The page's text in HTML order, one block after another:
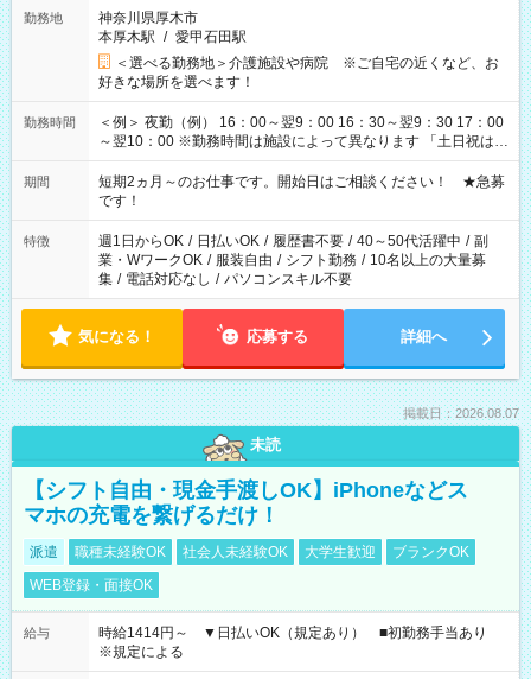
勤務地
神奈川県厚木市
本厚木駅 / 愛甲石田駅
＜選べる勤務地＞介護施設や病院 ※ご自宅の近くなど、お
好きな場所を選べます！
勤務時間
＜例＞ 夜勤（例） 16：00～翌9：00 16：30～翌9：30 17：00
～翌10：00 ※勤務時間は施設によって異なります 「土日祝は休
みたい」 「しっかり稼ぎたい」 「もう少し遅い時間から始めた
い」など ご希望にあったお仕事をご案内いたします。 ※未経験
の方の場合は1～2ヶ月間は日中での仕事を経験いただき、 お
仕事に慣れてからの夜勤になります。 ★家庭の都合でお休みが
必要な場合も遠慮なくご相談ください。
期間
短期2ヵ月～のお仕事です。開始日はご相談ください！ ★急募
です！
特徴 週1日からOK / 日払いOK / 履歴書不要 / 40～50代活躍中 / 副
業・WワークOK / 服装自由 / シフト勤務 / 10名以上の大量募
集 / 電話対応なし / パソコンスキル不要
気になる！ 応募する 詳細へ
掲載日：2026.08.07
未読
【シフト自由・現金手渡しOK】iPhoneなどス
マホの充電を繋げるだけ！
派遣 職種未経験OK 社会人未経験OK 大学生歓迎
ブランクOK
WEB登録・面接OK
給与
時給1414円～ ▼日払いOK（規定あり） ■初勤務手当あり
※規定による